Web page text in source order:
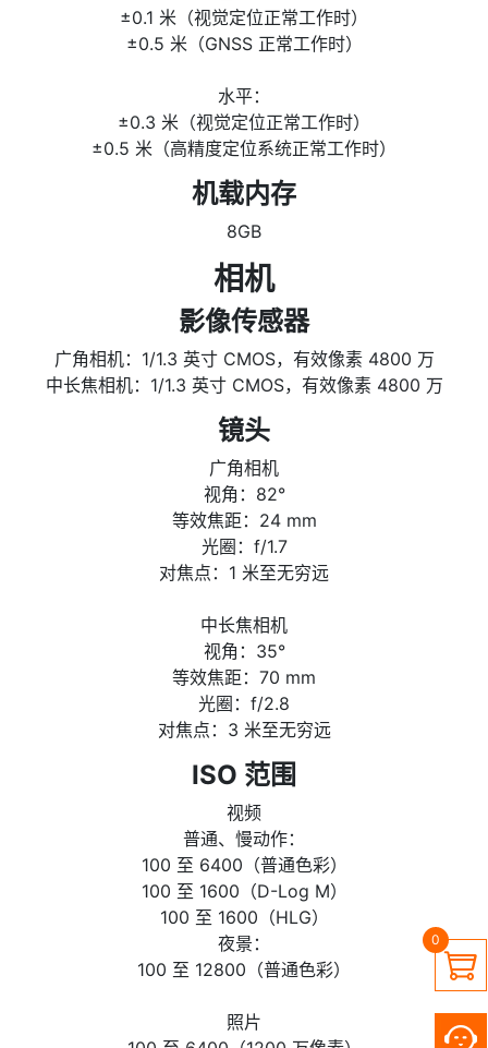

0
±0.1 米（视觉定位正常工作时）
±0.5 米（GNSS 正常工作时）
水平：
±0.3 米（视觉定位正常工作时）
±0.5 米（高精度定位系统正常工作时）
机载内存
8GB
相机
影像传感器
广角相机：1/1.3 英寸 CMOS，有效像素 4800 万
中长焦相机：1/1.3 英寸 CMOS，有效像素 4800 万
镜头
广角相机
视角：82°
等效焦距：24 mm
光圈：f/1.7
对焦点：1 米至无穷远
中长焦相机
视角：35°
等效焦距：70 mm
光圈：f/2.8
对焦点：3 米至无穷远
ISO 范围
视频
普通、慢动作：
100 至 6400（普通色彩）
100 至 1600（D-Log M）
100 至 1600（HLG）
夜景：
100 至 12800（普通色彩）
照片